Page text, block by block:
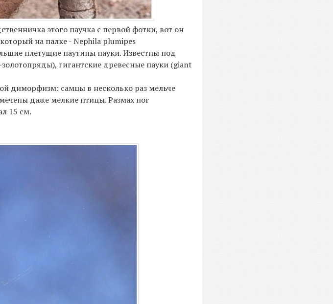
этого паучка с первой фотки, вот он
на палке - Nephila plumipes
плетущие паутины пауки. Известны под
гигантские древесные пауки (giant
диморфизм: самцы в несколько раз мельче
даже мелкие птицы. Размах ног
15 см.